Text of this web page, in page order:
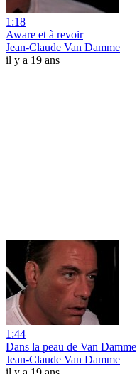
1:18
Aware et à revoir
Jean-Claude Van Damme
il y a 19 ans
1:44
Dans la peau de Van Damme
Jean-Claude Van Damme